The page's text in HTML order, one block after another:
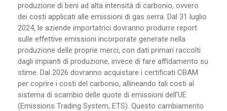
produzione di beni ad alta intensità di carbonio, ovvero
dei costi applicati alle emissioni di gas serra. Dal 31 luglio
2024, le aziende importatrici dovranno produrre report
sulle effettive emissioni incorporate generate nella
produzione delle proprie merci, con dati primari raccolti
dagli impianti di produzione, invece di fare affidamento su
stime. Dal 2026 dovranno acquistare i certificati CBAM
per coprire i costi del carbonio, allineando tali costi al
sistema di scambio delle quote di emissioni dell’UE
(Emissions Trading System, ETS). Questo cambiamento